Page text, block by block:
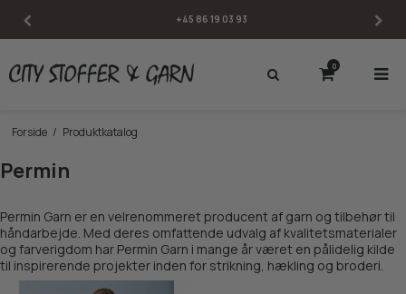
+45 86 19 03 93
0
Forside / Produktkatalog
Permin
Permin Garn er en velrenommeret producent af garn og tilbehør til
håndarbejde. Med deres omfattende udvalg af kvalitetsmaterialer
og farverigdom har Permin Garn i mange år været en pålidelig kilde
til inspirerende projekter inden for strikning, hækling og broderi.